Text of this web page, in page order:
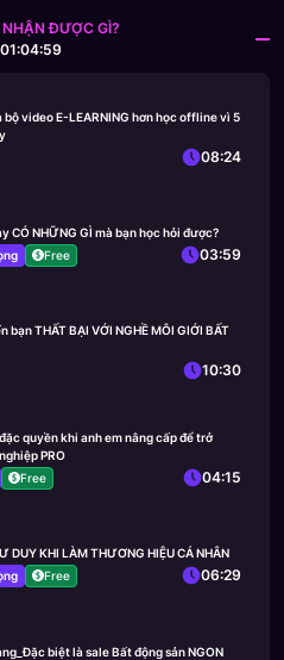
NHẬN ĐƯỢC GÌ?
01:04:59
bộ video E-LEARNING hơn học offline vì 5
08:24
CÓ NHỮNG GÌ mà bạn học hỏi được?
Free 03:59
bạn THẤT BẠI VỚI NGHỀ MÔI GIỚI BẤT
10:30
quyền khi anh em nâng cấp để trở
PRO
Free 04:15
DUY KHI LÀM THƯƠNG HIỆU CÁ NHÂN
Free 06:29
biệt là sale Bất động sản NGON